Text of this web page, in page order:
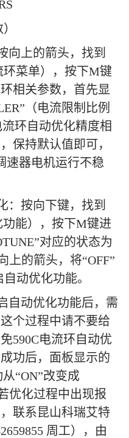
向上的箭头，找到
环菜单），按下M键
相关参数，首先显
（电流限制比例
环自动优化精度相
保持默认值即可，
速器电机运行不稳
：按向下键，找到
功能），按下M键进
对应的状态为
上的箭头，将“OFF”
动优化功能。
自动优化功能后，需
个过程中请不要给
590C电流环自动优
功后，面板显示的
“ON”改变成
优化过程中出现报
联系昆山科瑞艾特
周工），由